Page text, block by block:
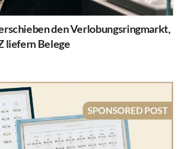
den Verlobungsringmarkt,
liefern Belege